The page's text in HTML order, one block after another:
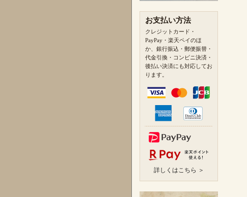
お支払い方法
クレジットカード・
PayPay・楽天ペイのほ
か、銀行振込・郵便振替・
代金引換・コンビニ決済・
後払い決済にも対応してお
ります。
詳しくはこちら ＞